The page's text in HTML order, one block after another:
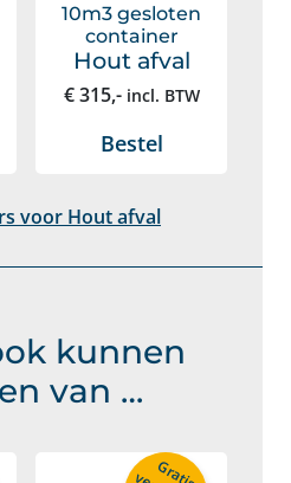
10m3 gesloten
container
Hout afval
€315,- incl. BTW
Bestel
voor Hout afval
kunnen
van …
G
r
a
is
e
r
s
t
u
u
r
d